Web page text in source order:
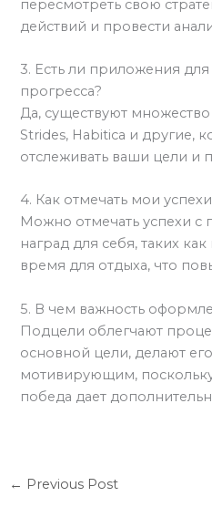
пересмотреть свою
действий и провести
3. Есть ли приложения
прогресса?
Да, существуют
Strides, Habitica и другие,
отслеживать ваши цели и
4. Как отмечать мои
Можно отмечать успехи
наград для себя, таких
время для отдыха, что
5. В чем важность
Подцели облегчают
основной цели, делают
мотивирующим,
победа дает
← Previous Post